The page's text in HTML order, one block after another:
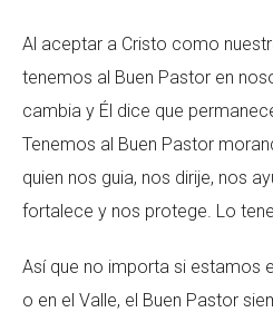
Al aceptar a Cristo como
tenemos al Buen Pastor en
cambia y Él dice que
Tenemos al Buen Pastor
quien nos guia, nos dirije, nos
fortalece y nos protege. Lo
Así que no importa si estamos
o en el Valle, el Buen Pastor